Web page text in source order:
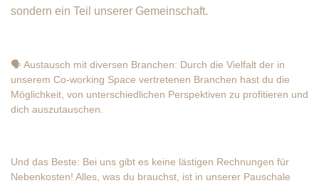
sondern ein Teil unserer Gemeinschaft.
🗣️ Austausch mit diversen Branchen: Durch die Vielfalt der in
unserem Co-working Space vertretenen Branchen hast du die
Möglichkeit, von unterschiedlichen Perspektiven zu profitieren und
dich auszutauschen.
Und das Beste: Bei uns gibt es keine lästigen Rechnungen für
Nebenkosten! Alles, was du brauchst, ist in unserer Pauschale